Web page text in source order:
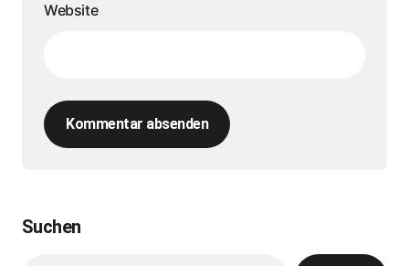
Website
Kommentar absenden
Suchen